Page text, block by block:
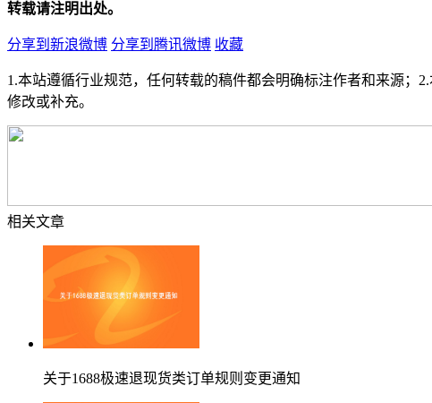
转载请注明出处。
分享到新浪微博 分享到腾讯微博 收藏
1.本站遵循行业规范，任何转载的稿件都会明确标注作者和来源；
修改或补充。
相关文章
关于1688极速退现货类订单规则变更通知